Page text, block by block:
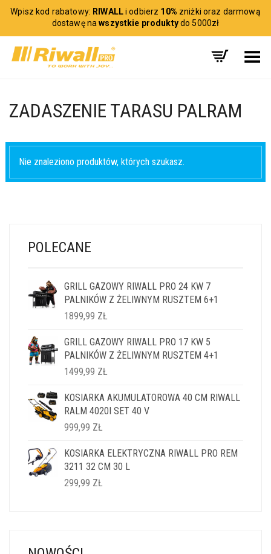
Wpisz kod rabatowy: RIWALLi odbierz 10% zniżki oraz darmową
dostawę nawszystkie produktydo 5000zł
Toggle Menu
ZADASZENIE TARASU PALRAM
Nie znaleziono produktów, których szukasz.
POLECANE
GRILL GAZOWY RIWALL PRO 24 KW 7
PALNIKÓW Z ŻELIWNYM RUSZTEM 6+1
1899,99 ZŁ
GRILL GAZOWY RIWALL PRO 17 KW 5
PALNIKÓW Z ŻELIWNYM RUSZTEM 4+1
1499,99 ZŁ
KOSIARKA AKUMULATOROWA 40 CM RIWALL
RALM 4020I SET 40 V
999,99 ZŁ
KOSIARKA ELEKTRYCZNA RIWALL PRO REM
3211 32 CM 30 L
299,99 ZŁ